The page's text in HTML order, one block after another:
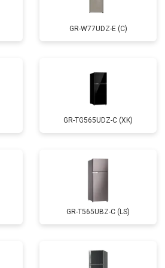
GR-W77UDZ-E (C)
GR-TG565UDZ-C (XK)
GR-T565UBZ-C (LS)